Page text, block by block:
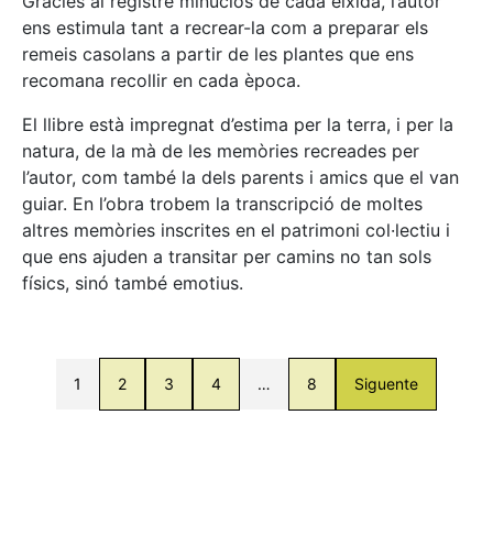
ens estimula tant a recrear-la com a preparar els
remeis casolans a partir de les plantes que ens
recomana recollir en cada època.
El llibre està impregnat d’estima per la terra, i per la
natura, de la mà de les memòries recreades per
l’autor, com també la dels parents i amics que el van
guiar. En l’obra trobem la transcripció de moltes
altres memòries inscrites en el patrimoni col·lectiu i
que ens ajuden a transitar per camins no tan sols
físics, sinó també emotius.
1 2 3 4 … 8 Siguente